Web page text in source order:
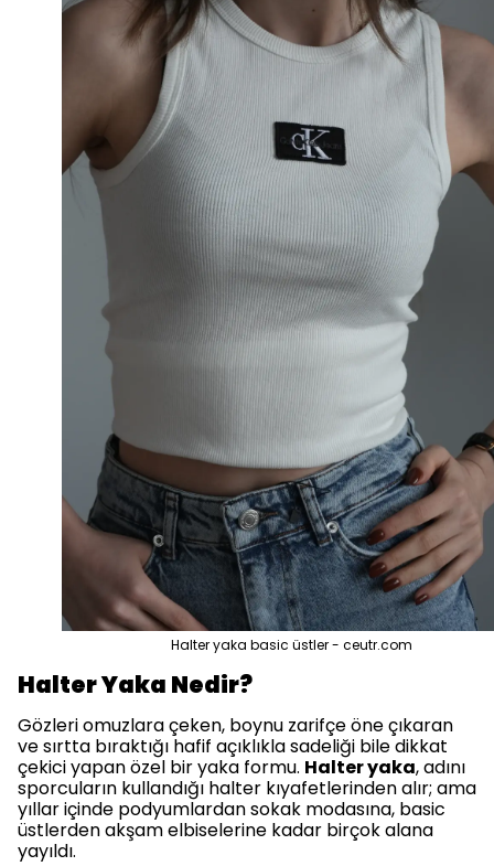
Halter yaka basic üstler - ceutr.com
Halter Yaka Nedir?
Gözleri omuzlara çeken, boynu zarifçe öne çıkaran
ve sırtta bıraktığı hafif açıklıkla sadeliği bile dikkat
çekici yapan özel bir yaka formu. Halter yaka, adını
sporcuların kullandığı halter kıyafetlerinden alır; ama
yıllar içinde podyumlardan sokak modasına, basic
üstlerden akşam elbiselerine kadar birçok alana
yayıldı.